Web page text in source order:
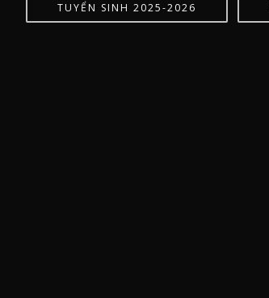
TUYỂN SINH 2025-2026